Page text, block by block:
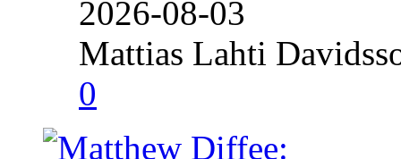
2026-08-03
Mattias Lahti
0